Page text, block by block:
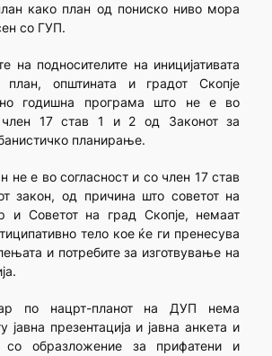
како план од пониско ниво мора
со ГУП.
на подносителите на иницијативата
план, општината и градот Скопје
годишна програма што не е во
член 17 став 1 и 2 од Законот за
планирање.
не е во согласност и со член 17 став
закон, од причина што советот на
и Советот на град Скопје, немаат
тело кое ќе ги пренесува
и потребите за изготвување на
по нацрт-планот на ДУП нема
јавна презентација и јавна анкета и
со образложение за прифатени и